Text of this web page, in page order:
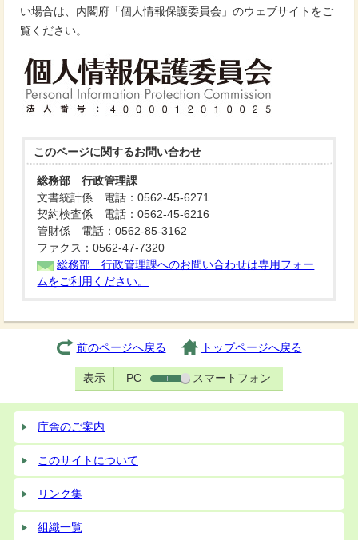
い場合は、内閣府「個人情報保護委員会」のウェブサイトをご
覧ください。
このページに関するお問い合わせ
総務部 行政管理課
文書統計係 電話：0562-45-6271
契約検査係 電話：0562-45-6216
管財係 電話：0562-85-3162
ファクス：0562-47-7320
総務部 行政管理課へのお問い合わせは専用フォー
ムをご利用ください。
前のページへ戻る トップページへ戻る
表示 PC スマートフォン
庁舎のご案内
このサイトについて
リンク集
組織一覧